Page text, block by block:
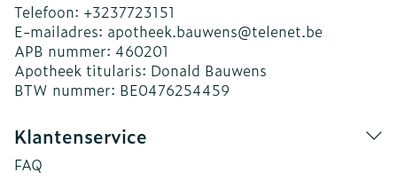
Telefoon: +3237723151
E-mailadres: apotheek.bauwens@telenet.be
APB nummer: 460201
Apotheek titularis: Donald Bauwens
BTW nummer: BE0476254459
Klantenservice
FAQ